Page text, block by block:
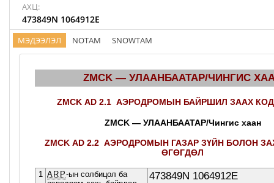
АХЦ:
473849N 1064912E
МЭДЭЭЛЭЛ NOTAM SNOWTAM